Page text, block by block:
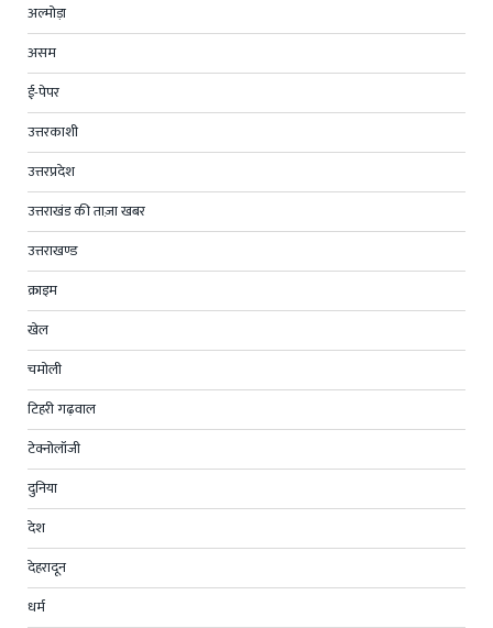
अल्मोड़ा
असम
ई-पेपर
उत्तरकाशी
उत्तरप्रदेश
उत्तराखंड की ताज़ा खबर
उत्तराखण्ड
क्राइम
खेल
चमोली
टिहरी गढ़वाल
टेक्नोलॉजी
दुनिया
देश
देहरादून
धर्म